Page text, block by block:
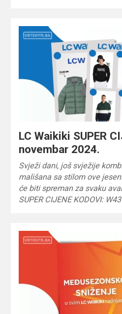
LC Waikiki SUPER
novembar 2024.
Svježi dani, još svježije
mališana sa stilom ove
će biti spreman za svaku
SUPER CIJENE KODOVI: